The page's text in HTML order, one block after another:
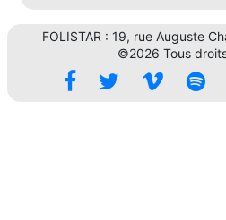
FOLISTAR : 19, rue Auguste
©2026 Tous